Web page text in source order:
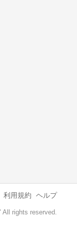
利用規約 ヘルプ
rights reserved.